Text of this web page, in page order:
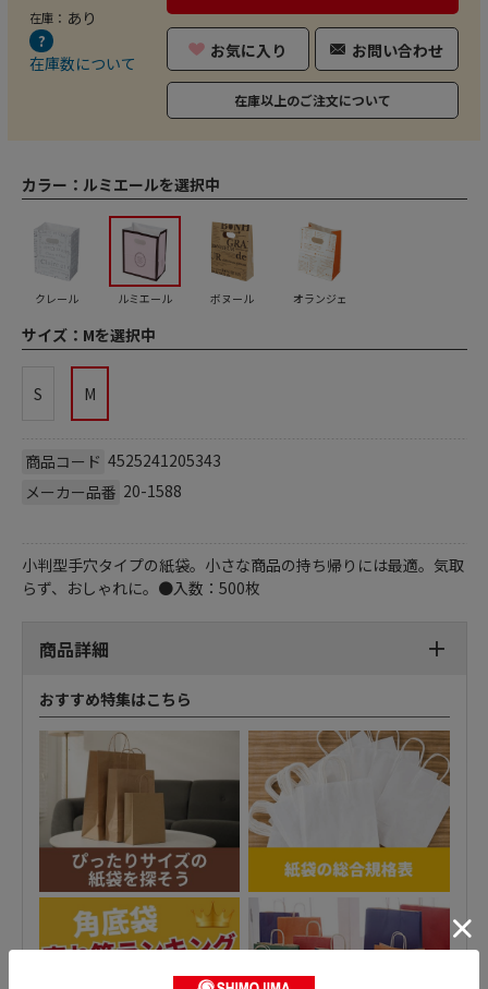
在庫： あり
在庫数について
お気に入り お問い合わせ
在庫以上のご注文について
カラー： ルミエールを選択中
クレール ルミエール ボヌール オランジェ
サイズ： Mを選択中
S M
商品コード 4525241205343
メーカー品番 20-1588
小判型手穴タイプの紙袋。小さな商品の持ち帰りには最適。気取
らず、おしゃれに。●入数：500枚
商品詳細
おすすめ特集はこちら